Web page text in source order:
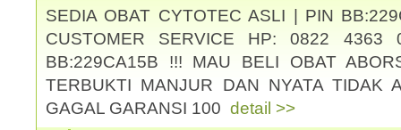
SEDIA OBAT CYTOTEC ASLI | PIN
CUSTOMER SERVICE HP: 0822 4363
BB:229CA15B !!! MAU BELI OBAT
TERBUKTI MANJUR DAN NYATA TIDAK
GAGAL GARANSI 100 detail >>